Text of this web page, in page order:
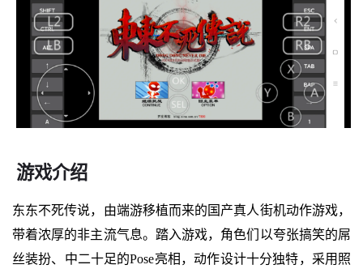
游戏介绍
东东不死传说，由端游移植而来的国产真人街机动作游戏，
带着浓厚的非主流气息。踏入游戏，角色们以夸张搞笑的屌
丝装扮、中二十足的Pose亮相，动作设计十分独特，采用照